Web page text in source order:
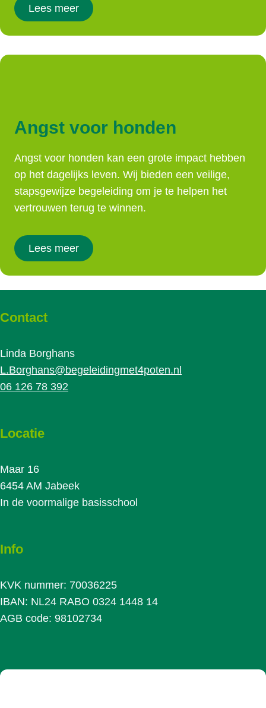
Lees meer
Angst voor honden
Angst voor honden kan een grote impact hebben
op het dagelijks leven. Wij bieden een veilige,
stapsgewijze begeleiding om je te helpen het
vertrouwen terug te winnen.
Lees meer
Contact
Linda Borghans
L.Borghans@begeleidingmet4poten.nl
06 126 78 392
Locatie
Maar 16
6454 AM Jabeek
In de voormalige basisschool
Info
KVK nummer: 70036225
IBAN: NL24 RABO 0324 1448 14
AGB code: 98102734